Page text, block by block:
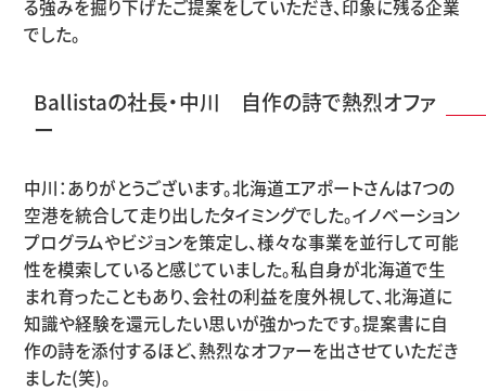
る強みを掘り下げたご提案をしていただき、印象に残る企業
でした。
Ballistaの社長・中川 自作の詩で熱烈オファ
ー
中川：ありがとうございます。北海道エアポートさんは7つの
空港を統合して走り出したタイミングでした。イノベーション
プログラムやビジョンを策定し、様々な事業を並行して可能
性を模索していると感じていました。私自身が北海道で生
まれ育ったこともあり、会社の利益を度外視して、北海道に
知識や経験を還元したい思いが強かったです。提案書に自
作の詩を添付するほど、熱烈なオファーを出させていただき
ました(笑)。